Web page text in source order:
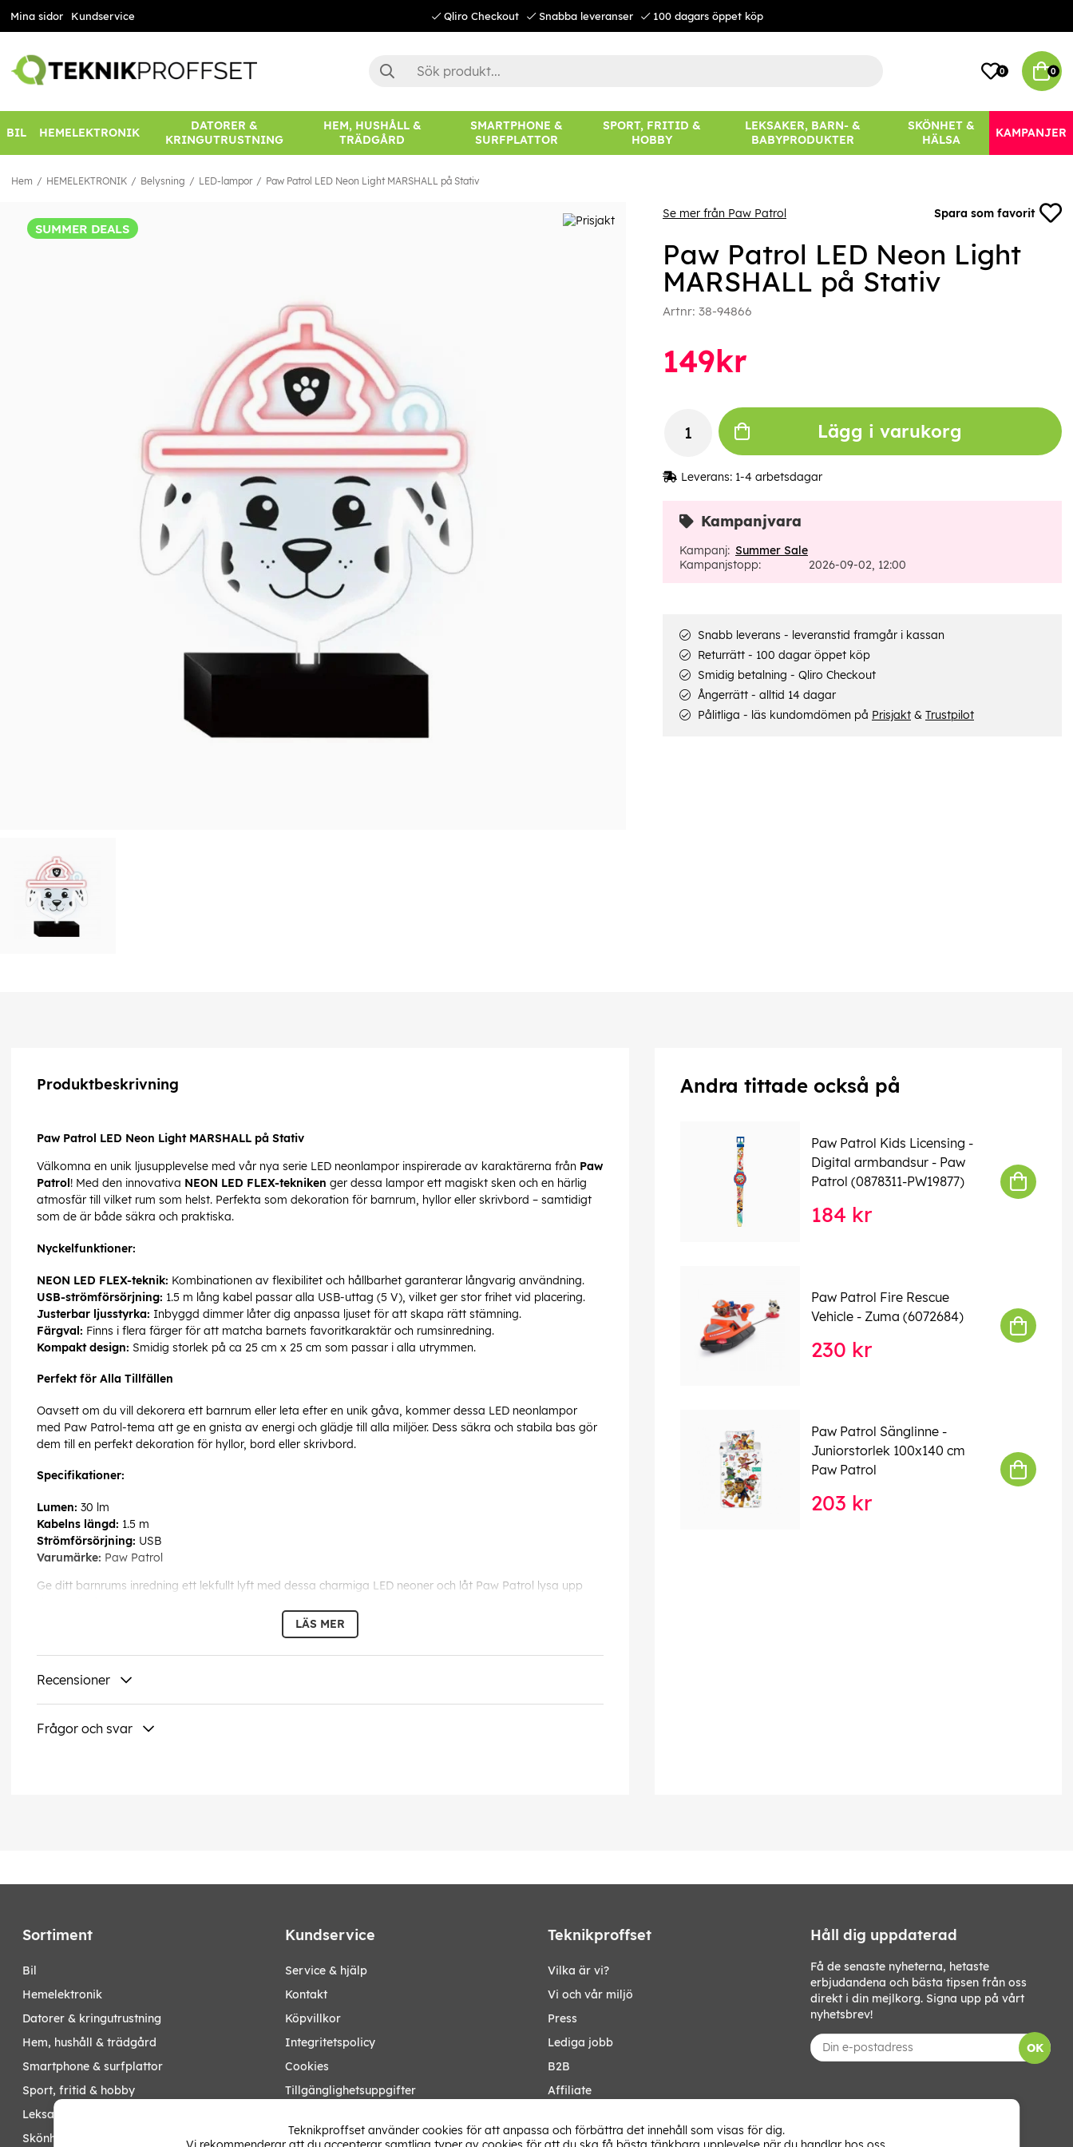
Mina sidor Kundservice Qliro Checkout Snabba leveranser 100 dagars öppet köp
0 0
BIL HEMELEKTRONIK
DATORER &
KRINGUTRUSTNING
HEM, HUSHÅLL &
TRÄDGÅRD
SMARTPHONE &
SURFPLATTOR
SPORT, FRITID &
HOBBY
LEKSAKER, BARN- &
BABYPRODUKTER
SKÖNHET &
HÄLSA
KAMPANJER
Hem HEMELEKTRONIK Belysning LED-lampor Paw Patrol LED Neon Light MARSHALL på Stativ
SUMMER DEALS
Se mer från Paw Patrol Spara som favorit
Paw Patrol LED Neon Light
MARSHALL på Stativ
Artnr: 38-94866
149kr
Lägg i varukorg
Leverans: 1-4 arbetsdagar
Kampanjvara
Kampanj: Summer Sale
Kampanjstopp:
2026-09-02, 12:00
Snabb leverans - leveranstid framgår i kassan
Returrätt - 100 dagar öppet köp
Smidig betalning - Qliro Checkout
Ångerrätt - alltid 14 dagar
Pålitliga - läs kundomdömen på Prisjakt& Trustpilot
Produktbeskrivning
Paw Patrol LED Neon Light MARSHALL på Stativ
Välkomna en unik ljusupplevelse med vår nya serie LED neonlampor inspirerade av karaktärerna från Paw
Patrol ! Med den innovativa NEON LED FLEX-tekniken ger dessa lampor ett magiskt sken och en härlig
atmosfär till vilket rum som helst. Perfekta som dekoration för barnrum, hyllor eller skrivbord – samtidigt
som de är både säkra och praktiska.
Nyckelfunktioner:
NEON LED FLEX-teknik: Kombinationen av flexibilitet och hållbarhet garanterar långvarig användning.
USB-strömförsörjning: 1.5 m lång kabel passar alla USB-uttag (5 V), vilket ger stor frihet vid placering.
Justerbar ljusstyrka: Inbyggd dimmer låter dig anpassa ljuset för att skapa rätt stämning.
Färgval: Finns i flera färger för att matcha barnets favoritkaraktär och rumsinredning.
Kompakt design: Smidig storlek på ca 25 cm x 25 cm som passar i alla utrymmen.
Perfekt för Alla Tillfällen
Oavsett om du vill dekorera ett barnrum eller leta efter en unik gåva, kommer dessa LED neonlampor
med Paw Patrol-tema att ge en gnista av energi och glädje till alla miljöer. Dess säkra och stabila bas gör
dem till en perfekt dekoration för hyllor, bord eller skrivbord.
Specifikationer:
Lumen: 30 lm
Kabelns längd: 1.5 m
Strömförsörjning: USB
Varumärke: Paw Patrol
Ge ditt barnrums inredning ett lekfullt lyft med dessa charmiga LED neoner och låt Paw Patrol lysa upp
LÄS MER
Recensioner
Frågor och svar
Andra tittade också på
Paw Patrol Kids Licensing -
Digital armbandsur - Paw
Patrol (0878311-PW19877)
184 kr
Paw Patrol Fire Rescue
Vehicle - Zuma (6072684)
230 kr
Paw Patrol Sänglinne -
Juniorstorlek 100x140 cm
Paw Patrol
203 kr
Sortiment
bil
hemelektronik
datorer & kringutrustning
hem, hushåll & trädgård
smartphone & surfplattor
sport, fritid & hobby
leksaker, barn- & babyprodukter
skönhet & hälsa
Kundservice
Service & hjälp
Kontakt
Köpvillkor
Integritetspolicy
Cookies
Tillgänglighetsuppgifter
Teknikproffset
Vilka är vi?
Vi och vår miljö
Press
Lediga jobb
B2B
Affiliate
Ändra Land
Håll dig uppdaterad
Få de senaste nyheterna, hetaste
erbjudandena och bästa tipsen från oss
direkt i din mejlkorg. Signa upp på vårt
nyhetsbrev!
OK
Teknikproffset använder cookies för att anpassa och förbättra det innehåll som visas för dig.